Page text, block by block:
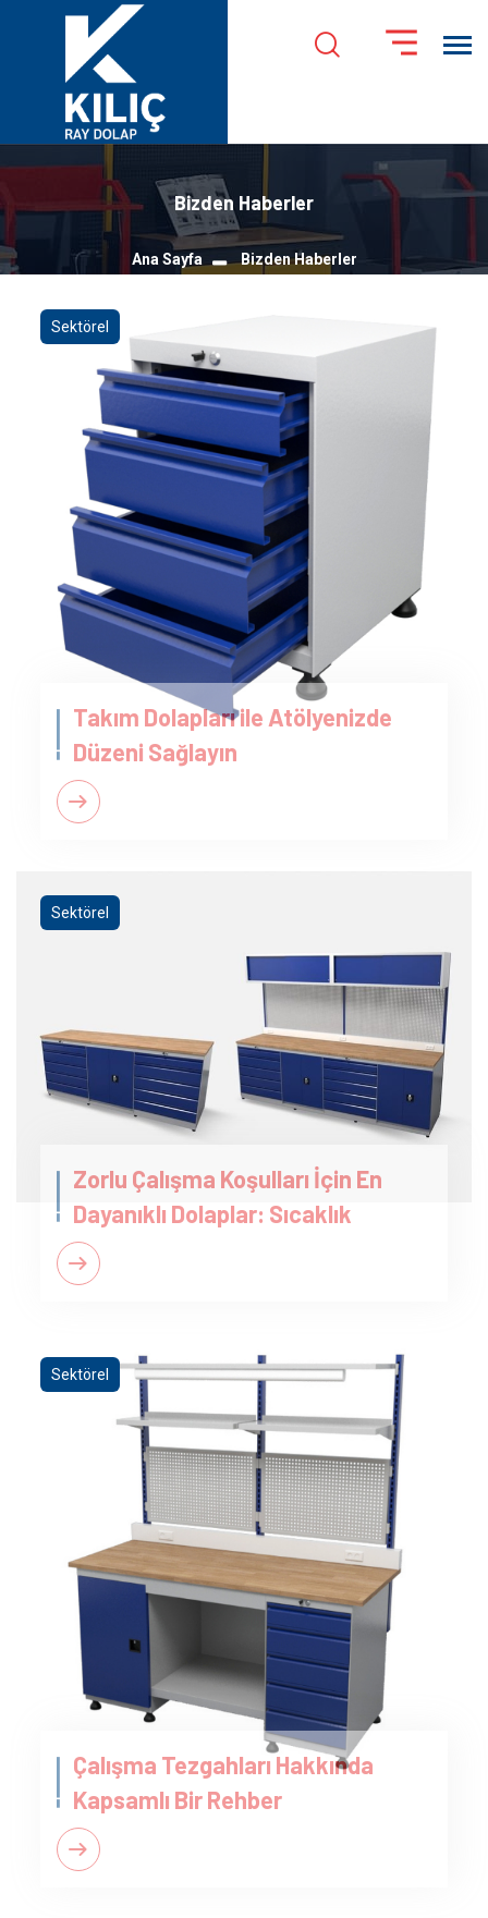
Bizden Haberler
Ana Sayfa Bizden Haberler
Sektörel
Takım Dolapları ile Atölyenizde
Düzeni Sağlayın
Sektörel
Zorlu Çalışma Koşulları İçin En
Dayanıklı Dolaplar: Sıcaklık
Sektörel
Çalışma Tezgahları Hakkında
Kapsamlı Bir Rehber